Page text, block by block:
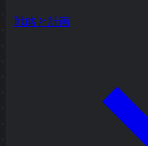
戦略と計画